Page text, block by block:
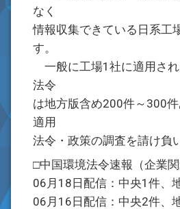
なく
情報収集できている日系工
す。
一般に工場1社に適用さ
法令
は地方版含め200件～300
適用
法令・政策の調査を請け負
□中国環境法令速報（企業関
06月18日配信：中央1件、
06月16日配信：中央2件、